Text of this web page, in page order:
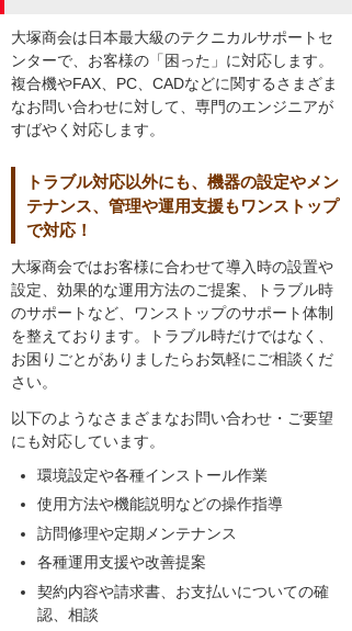
大塚商会は日本最大級のテクニカルサポートセ
ンターで、お客様の「困った」に対応します。
複合機やFAX、PC、CADなどに関するさまざま
なお問い合わせに対して、専門のエンジニアが
すばやく対応します。
トラブル対応以外にも、機器の設定やメン
テナンス、管理や運用支援もワンストップ
で対応！
大塚商会ではお客様に合わせて導入時の設置や
設定、効果的な運用方法のご提案、トラブル時
のサポートなど、ワンストップのサポート体制
を整えております。トラブル時だけではなく、
お困りごとがありましたらお気軽にご相談くだ
さい。
以下のようなさまざまなお問い合わせ・ご要望
にも対応しています。
環境設定や各種インストール作業
使用方法や機能説明などの操作指導
訪問修理や定期メンテナンス
各種運用支援や改善提案
契約内容や請求書、お支払いについての確
認、相談